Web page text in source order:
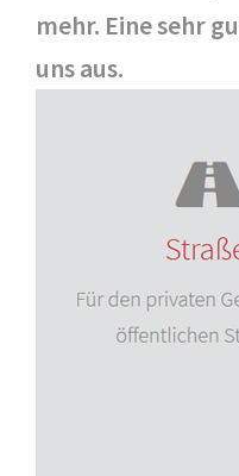
mehr. Eine sehr
uns aus.